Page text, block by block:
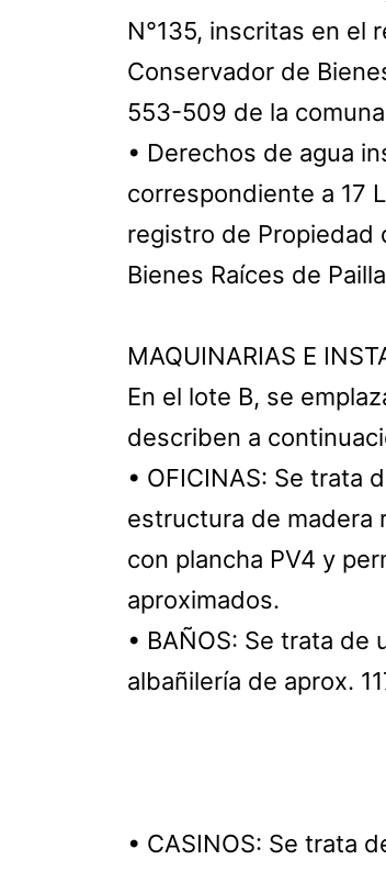
N°135, inscritas en el
Conservador de
553-509 de la
• Derechos de agua
correspondiente a 17
registro de Propiedad
Bienes Raíces de
MAQUINARIAS E
En el lote B, se
describen a
• OFICINAS: Se trata
estructura de madera
con plancha PV4 y
aproximados.
• BAÑOS: Se trata
albañilería de aprox.
• CASINOS: Se trata